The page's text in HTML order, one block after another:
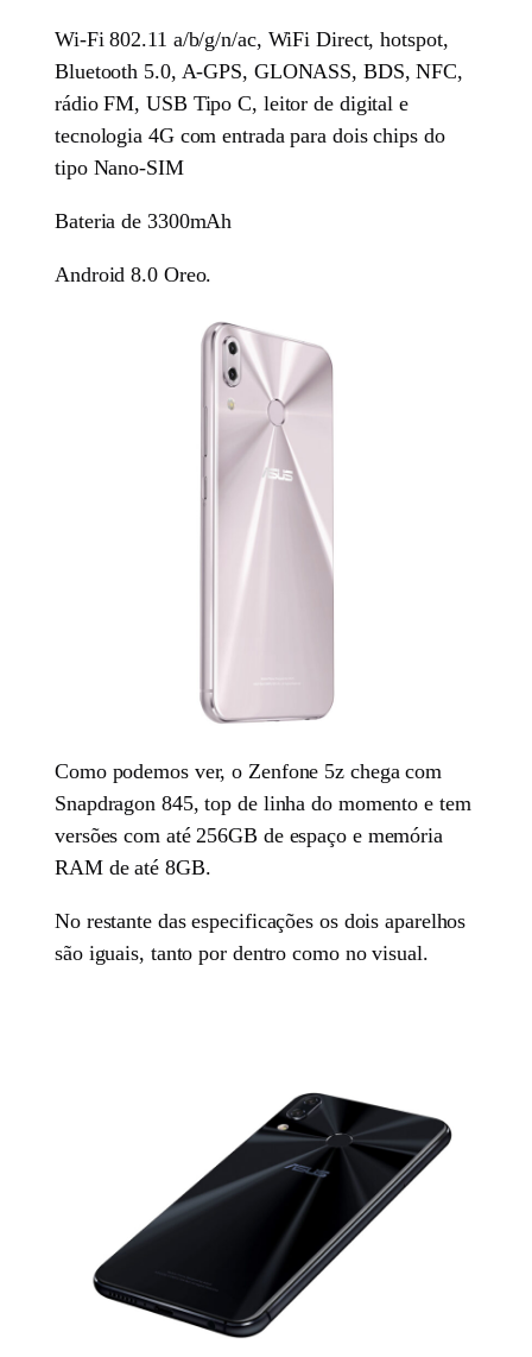
Wi-Fi 802.11 a/b/g/n/ac, WiFi Direct, hotspot,
Bluetooth 5.0, A-GPS, GLONASS, BDS, NFC,
rádio FM, USB Tipo C, leitor de digital e
tecnologia 4G com entrada para dois chips do
tipo Nano-SIM
Bateria de 3300mAh
Android 8.0 Oreo.
Como podemos ver, o Zenfone 5z chega com
Snapdragon 845, top de linha do momento e tem
versões com até 256GB de espaço e memória
RAM de até 8GB.
No restante das especificações os dois aparelhos
são iguais, tanto por dentro como no visual.